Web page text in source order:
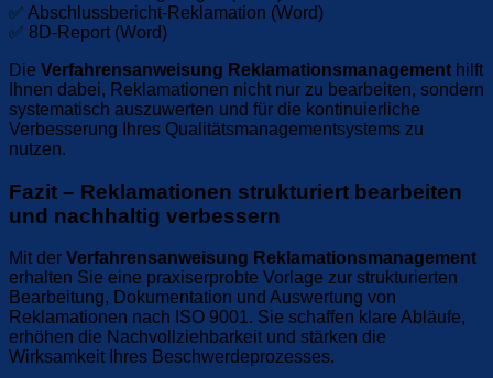
✅ Abschlussbericht-Reklamation (Word)
✅ 8D-Report (Word)
Die Verfahrensanweisung Reklamationsmanagement hilft
Ihnen dabei, Reklamationen nicht nur zu bearbeiten, sondern
systematisch auszuwerten und für die kontinuierliche
Verbesserung Ihres Qualitätsmanagementsystems zu
nutzen.
Fazit – Reklamationen strukturiert bearbeiten
und nachhaltig verbessern
Mit der Verfahrensanweisung Reklamationsmanagement
erhalten Sie eine praxiserprobte Vorlage zur strukturierten
Bearbeitung, Dokumentation und Auswertung von
Reklamationen nach ISO 9001. Sie schaffen klare Abläufe,
erhöhen die Nachvollziehbarkeit und stärken die
Wirksamkeit Ihres Beschwerdeprozesses.